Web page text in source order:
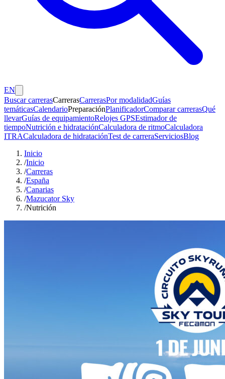
EN
Buscar carrerasCarrerasCarrerasPor modalidadGuías
temáticasCalendarioPreparaciónPlanificadorComparar carrerasQué
llevarGuías de equipamientoRelojes GPSEstimador de
tiempoNutrición e hidrataciónCalculadora de ritmoCalculadora
ITRACalculadora de hidrataciónTest de carreraServiciosBlog
Inicio
/Inicio
/Carreras
/España
/Canarias
/Mazucator Sky
/Nutrición